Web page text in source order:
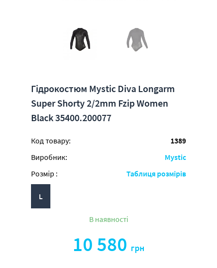
Гідрокостюм Mystic Diva Longarm
Super Shorty 2/2mm Fzip Women
Black 35400.200077
Код товару:
1389
Виробник:
Mystic
Розмір :
Таблиця розмірів
L
В наявності
10 580 грн